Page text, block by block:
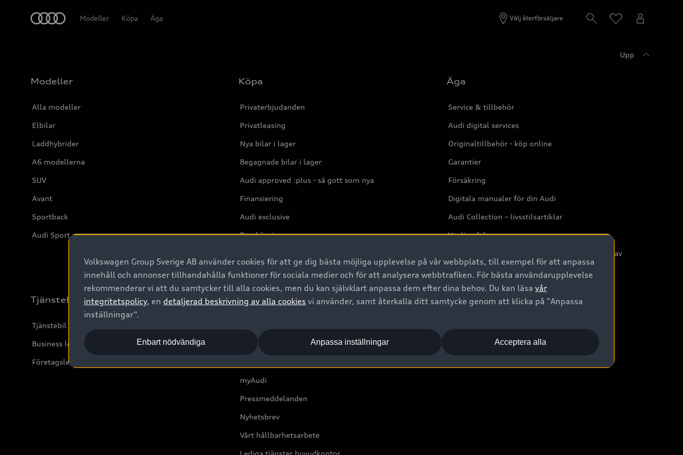
Modeller Köpa Äga Välj återförsäljare
Upp
Modeller
Alla modeller
Elbilar
Laddhybrider
A6 modellerna
SUV
Avant
Sportback
Audi Sport
Köpa
Privaterbjudanden
Privatleasing
Nya bilar i lager
Begagnade bilar i lager
Audi approved :plus - så gott som nya
Finansiering
Audi exclusive
Provkörning
Äga
Service & tillbehör
Audi digital services
Originaltillbehör - köp online
Garantier
Försäkring
Digitala manualer för din Audi
Audi Collection – livsstilsartiklar
Vanliga frågor
2G/3G nätet stängs ned - Hur påverkas min bil av
detta?
Tjänstebil
Tjänstebil
Business lease online
Företagsleasing
Om Audi Sverige
Boka Service online
myAudi
Pressmeddelanden
Nyhetsbrev
Vårt hållbarhetsarbete
Lediga tjänster huvudkontor
Volkswagen Group Sverige AB använder cookies för att ge dig bästa möjliga upplevelse på vår webbplats, till exempel för att anpassa
innehåll och annonser tillhandahålla funktioner för sociala medier och för att analysera webbtrafiken. För bästa användarupplevelse
rekommenderar vi att du samtycker till alla cookies, men du kan självklart anpassa dem efter dina behov. Du kan läsavår
integritetspolicy, en detaljerad beskrivning av alla cookies vi använder, samt återkalla ditt samtycke genom att klicka på "Anpassa
inställningar“.
Acceptera alla
Enbart nödvändiga Anpassa inställningar